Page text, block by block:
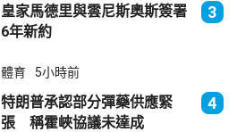
皇家馬德里與雲尼斯奧斯簽署
6年新約
3
體育 5小時前
特朗普承認部分彈藥供應緊
張 稱霍峽協議未達成
4